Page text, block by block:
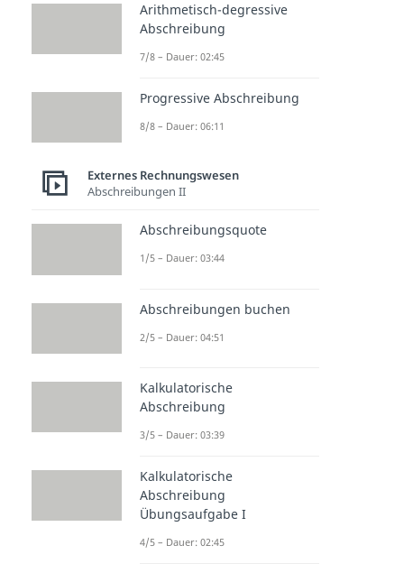
Forderung
Dauer: 03:05
Betriebsstoffe
Betriebsmittel
Hilfsstoffe
Arithmetisch-degressive
Abschreibung
7/8 – Dauer: 02:45
Progressive Abschreibung
8/8 – Dauer: 06:11
Externes Rechnungswesen
Abschreibungen II
Abschreibungsquote
1/5 – Dauer: 03:44
Abschreibungen buchen
2/5 – Dauer: 04:51
Kalkulatorische
Abschreibung
3/5 – Dauer: 03:39
Kalkulatorische
Abschreibung
Übungsaufgabe I
4/5 – Dauer: 02:45